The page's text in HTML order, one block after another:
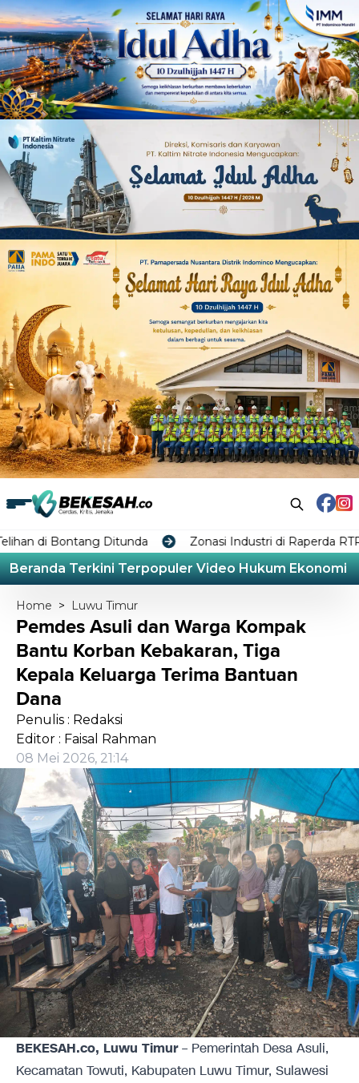
Ditunda Zonasi Industri di Raperda RTRW
Beranda Terkini Terpopuler Video Hukum Ekonomi
Home > Luwu Timur
Pemdes Asuli dan Warga Kompak
Bantu Korban Kebakaran, Tiga
Kepala Keluarga Terima Bantuan
Dana
Penulis : Redaksi
Editor : Faisal Rahman
08 Mei 2026, 21:14
BEKESAH.co, Luwu Timur– Pemerintah Desa Asuli,
Kecamatan Towuti, Kabupaten Luwu Timur, Sulawesi